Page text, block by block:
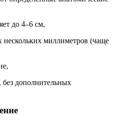
до 4–6 см,
миллиметров (чаще
без дополнительных